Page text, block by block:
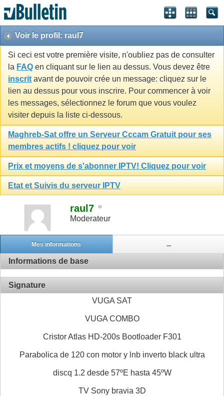
Voir le profil: raul7
Si ceci est votre première visite, n'oubliez pas de consulter
la FAQ en cliquant sur le lien au dessus. Vous devez être
inscrit avant de pouvoir crée un message: cliquez sur le
lien au dessus pour vous inscrire. Pour commencer à voir
les messages, sélectionnez le forum que vous voulez
visiter depuis la liste ci-dessous.
Maghreb-Sat offre un Serveur Cccam Gratuit pour ses
membres actifs ! cliquez pour voir
Prix et moyens de s'abonner IPTV! Cliquez pour voir
Etat et Suivis du serveur IPTV
raul7
Moderateur
Mes informations ...
Informations de base
Signature
VUGA SAT
VUGA COMBO
Cristor Atlas HD-200s Bootloader F301
Parabolica de 120 con motor y lnb inverto black ultra
discq 1.2 desde 57ºE hasta 45ºW
TV Sony bravia 3D